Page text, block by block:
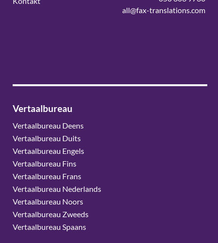
all@fax-translations.com
Vertaalbureau
Vertaalbureau Deens
Vertaalbureau Duits
Vertaalbureau Engels
Vertaalbureau Fins
Vertaalbureau Frans
Vertaalbureau Nederlands
Vertaalbureau Noors
Vertaalbureau Zweeds
Vertaalbureau Spaans